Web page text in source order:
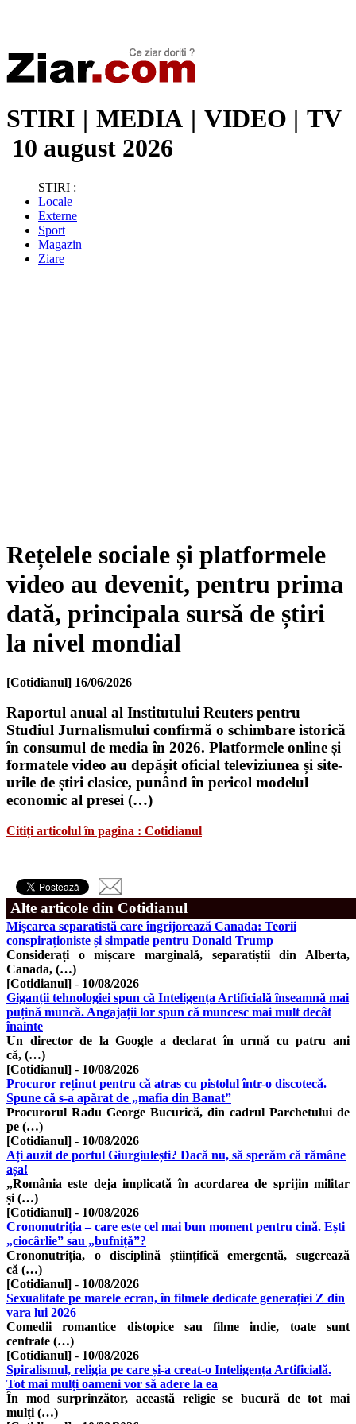
STIRI | MEDIA | VIDEO | TV
10 august 2026
STIRI :
Locale
Externe
Sport
Magazin
Ziare
Rețelele sociale și platformele
video au devenit, pentru prima
dată, principala sursă de știri
la nivel mondial
[Cotidianul] 16/06/2026
Raportul anual al Institutului Reuters pentru
Studiul Jurnalismului confirmă o schimbare istorică
în consumul de media în 2026. Platformele online și
formatele video au depășit oficial televiziunea și site-
urile de știri clasice, punând în pericol modelul
economic al presei (…)
Citiți articolul în pagina : Cotidianul
Alte articole din Cotidianul
Mișcarea separatistă care îngrijorează Canada: Teorii
conspiraționiste și simpatie pentru Donald Trump
Considerați o mișcare marginală, separatiștii din Alberta,
Canada, (…)
[Cotidianul] - 10/08/2026
Giganții tehnologiei spun că Inteligența Artificială înseamnă mai
puțină muncă. Angajații lor spun că muncesc mai mult decât
înainte
Un director de la Google a declarat în urmă cu patru ani
că, (…)
[Cotidianul] - 10/08/2026
Procuror reținut pentru că atras cu pistolul într-o discotecă.
Spune că s-a apărat de „mafia din Banat”
Procurorul Radu George Bucurică, din cadrul Parchetului de
pe (…)
[Cotidianul] - 10/08/2026
Ați auzit de portul Giurgiulești? Dacă nu, să sperăm că rămâne
așa!
„România este deja implicată în acordarea de sprijin militar
și (…)
[Cotidianul] - 10/08/2026
Crononutriția – care este cel mai bun moment pentru cină. Ești
„ciocârlie” sau „bufniță”?
Crononutriția, o disciplină științifică emergentă, sugerează
că (…)
[Cotidianul] - 10/08/2026
Sexualitate pe marele ecran, în filmele dedicate generației Z din
vara lui 2026
Comedii romantice distopice sau filme indie, toate sunt
centrate (…)
[Cotidianul] - 10/08/2026
Spiralismul, religia pe care și-a creat-o Inteligența Artificială.
Tot mai mulți oameni vor să adere la ea
În mod surprinzător, această religie se bucură de tot mai
mulți (…)